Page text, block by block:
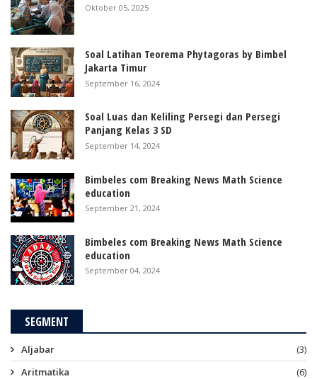
Oktober 05, 2025
Soal Latihan Teorema Phytagoras by Bimbel
Jakarta Timur
September 16, 2024
Soal Luas dan Keliling Persegi dan Persegi
Panjang Kelas 3 SD
September 14, 2024
Bimbeles com Breaking News Math Science
education
September 21, 2024
Bimbeles com Breaking News Math Science
education
September 04, 2024
SEGMENT
Aljabar
(3)
Aritmatika
(6)